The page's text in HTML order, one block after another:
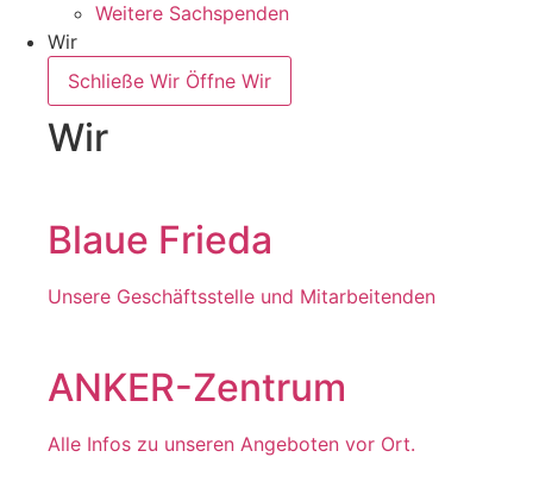
Weitere Sachspenden
Wir
Schließe Wir Öffne Wir
Wir
Blaue Frieda
Unsere Geschäftsstelle und Mitarbeitenden
ANKER-Zentrum
Alle Infos zu unseren Angeboten vor Ort.